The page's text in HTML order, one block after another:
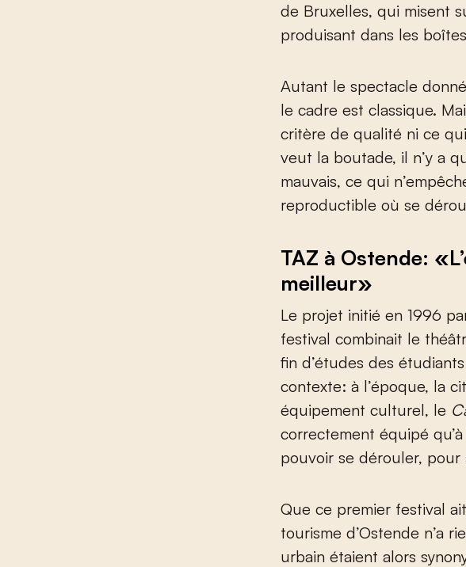
de Bruxelles, qui misent
produisant dans les
Autant le spectacle
le cadre est classique.
critère de qualité ni ce
veut la boutade, il n’y a
mauvais, ce qui
reproductible où se
TAZ à Ostende:
meilleur»
Le projet initié en 1996
festival combinait le
fin d’études des
contexte: à l’époque, la
équipement culturel, le
correctement équipé
pouvoir se dérouler, pour
Que ce premier festival
tourisme d’Ostende n’a
urbain étaient alors